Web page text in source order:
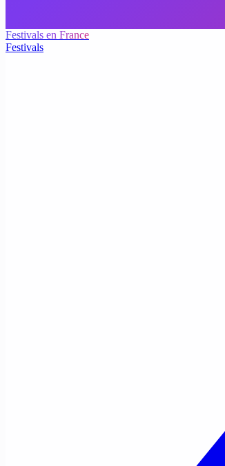
Festivals en France
Festivals